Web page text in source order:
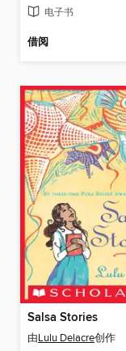
电子书
借阅
Salsa Stories
由Lulu Delacre创作